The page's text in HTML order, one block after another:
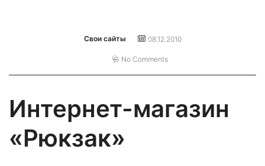
Свои сайты 08.12.2010
No Comments
Интернет-магазин
«Рюкзак»